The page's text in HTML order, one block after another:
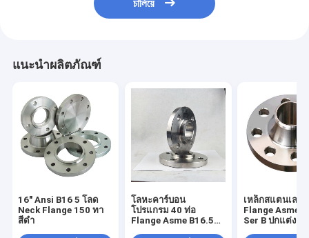
চালিয়ে
แนะนำผลิตภัณฑ์
16" Ansi B16 5 โลด
Neck Flange 150 ทา
สีดํา
โลหะคาร์บอน
โปรแกรม 40 ท่อ
Flange Asme B16.5
เหล็กสแตนเลส
Flange Asme
Ser B ปกแต่งด้